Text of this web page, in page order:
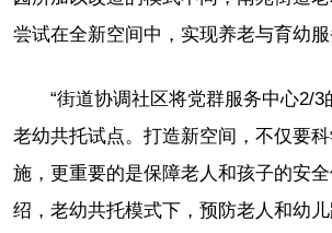
尝试在全新空间中，实现养老与育幼服
“街道协调社区将党群服务中心2/
老幼共托试点。打造新空间，不仅要
施，更重要的是保障老人和孩子的安
绍，老幼共托模式下，预防老人和幼